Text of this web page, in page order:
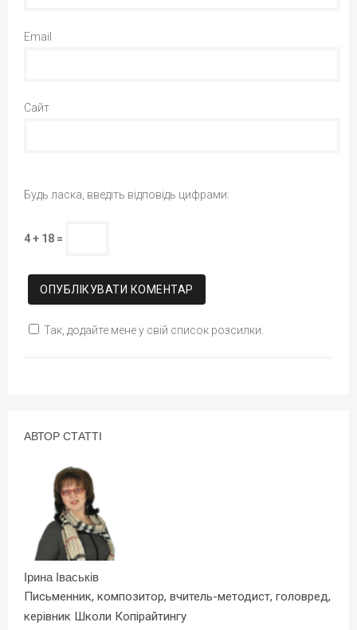
Email
Сайт
Будь ласка, введіть відповідь цифрами:
4 + 18 =
Так, додайте мене у свій список розсилки.
АВТОР СТАТТІ
Ірина Іваськів
Письменник, композитор, вчитель-методист, головред,
керівник Школи Копірайтингу